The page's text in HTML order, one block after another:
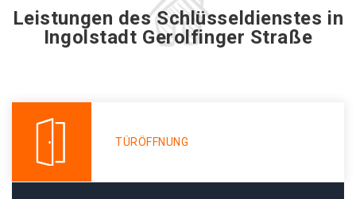
Leistungen des Schlüsseldienstes in
Ingolstadt Gerolfinger Straße
TÜRÖFFNUNG